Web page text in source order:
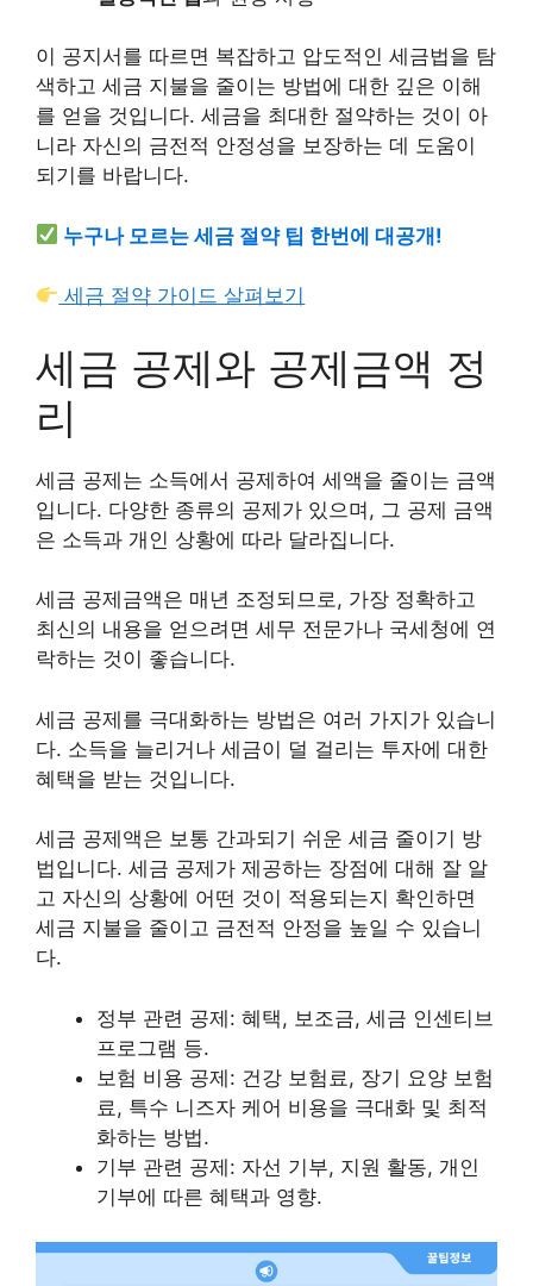
이 공지서를 따르면 복잡하고 압도적인 세금법을 탐
색하고 세금 지불을 줄이는 방법에 대한 깊은 이해
를 얻을 것입니다. 세금을 최대한 절약하는 것이 아
니라 자신의 금전적 안정성을 보장하는 데 도움이
되기를 바랍니다.
누구나 모르는 세금 절약 팁 한번에 대공개!
세금 절약 가이드 살펴보기
세금 공제와 공제금액 정
리
세금 공제는 소득에서 공제하여 세액을 줄이는 금액
입니다. 다양한 종류의 공제가 있으며, 그 공제 금액
은 소득과 개인 상황에 따라 달라집니다.
세금 공제금액은 매년 조정되므로, 가장 정확하고
최신의 내용을 얻으려면 세무 전문가나 국세청에 연
락하는 것이 좋습니다.
세금 공제를 극대화하는 방법은 여러 가지가 있습니
다. 소득을 늘리거나 세금이 덜 걸리는 투자에 대한
혜택을 받는 것입니다.
세금 공제액은 보통 간과되기 쉬운 세금 줄이기 방
법입니다. 세금 공제가 제공하는 장점에 대해 잘 알
고 자신의 상황에 어떤 것이 적용되는지 확인하면
세금 지불을 줄이고 금전적 안정을 높일 수 있습니
다.
정부 관련 공제: 혜택, 보조금, 세금 인센티브
프로그램 등.
보험 비용 공제: 건강 보험료, 장기 요양 보험
료, 특수 니즈자 케어 비용을 극대화 및 최적
화하는 방법.
기부 관련 공제: 자선 기부, 지원 활동, 개인
기부에 따른 혜택과 영향.